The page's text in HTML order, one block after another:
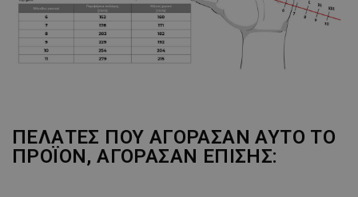
ΠΕΛΆΤΕΣ ΠΟΥ ΑΓΌΡΑΣΑΝ ΑΥΤΌ ΤΟ
ΠΡΟΪΌΝ, ΑΓΌΡΑΣΑΝ ΕΠΊΣΗΣ: